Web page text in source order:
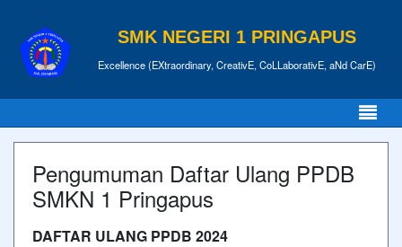
SMK NEGERI 1 PRINGAPUS
Excellence (EXtraordinary, CreativE, CoLLaborativE, aNd CarE)
Pengumuman Daftar Ulang PPDB
SMKN 1 Pringapus
DAFTAR ULANG PPDB 2024